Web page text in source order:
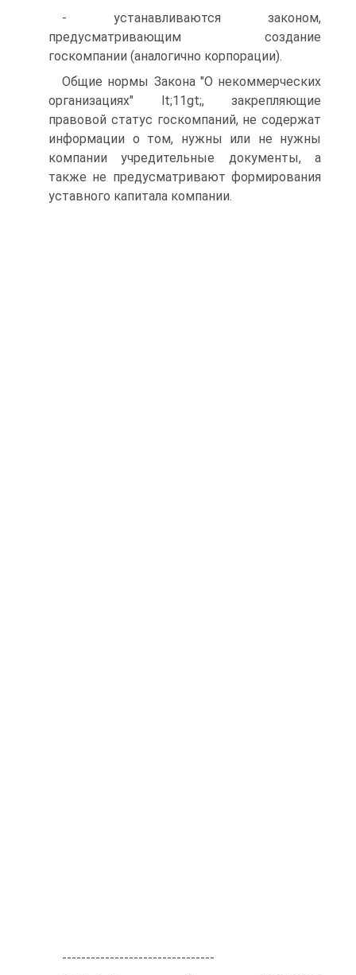
- устанавливаются законом,
предусматривающим создание
госкомпании (аналогично корпорации).
Общие нормы Закона "О некоммерческих
организациях" lt;11gt;, закрепляющие
правовой статус госкомпаний, не содержат
информации о том, нужны или не нужны
компании учредительные документы, а
также не предусматривают формирования
уставного капитала компании.
--------------------------------